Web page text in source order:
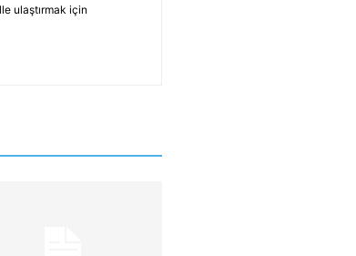
ulaştırmak için